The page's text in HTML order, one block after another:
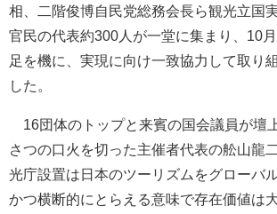
相、二階俊博自民党総務会長ら観光立国
官民の代表約300人が一堂に集まり、10
足を機に、実現に向け一致協力して取り
した。
16団体のトップと来賓の国会議員が壇
さつの口火を切った主催者代表の舩山龍
光庁設置は日本のツーリズムをグローバ
かつ横断的にとらえる意味で存在価値は